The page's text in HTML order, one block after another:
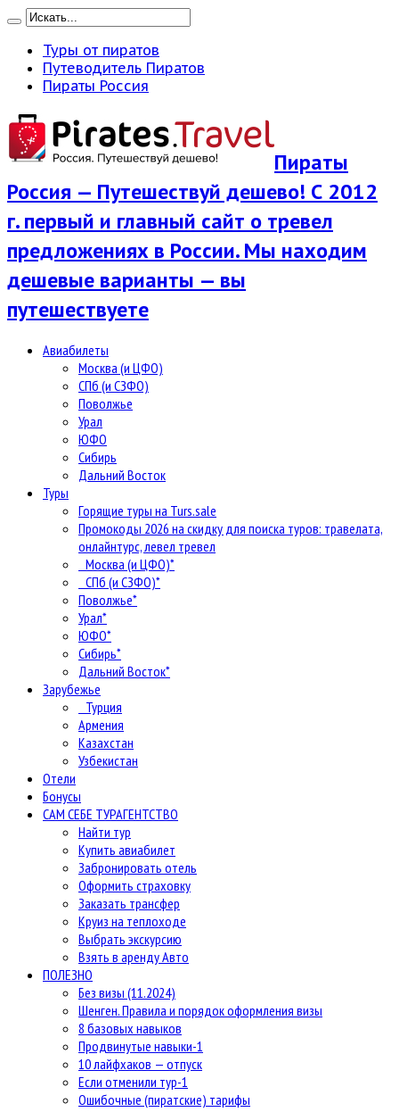
Туры от пиратов
Путеводитель Пиратов
Пираты Россия
Пираты
Россия — Путешествуй дешево! С 2012
г. первый и главный сайт о тревел
предложениях в России. Мы находим
дешевые варианты — вы
путешествуете
Авиабилеты
Москва (и ЦФО)
СПб (и СЗФО)
Поволжье
Урал
ЮФО
Сибирь
Дальний Восток
Туры
Горящие туры на Turs.sale
Промокоды 2026 на скидку для поиска туров: травелата,
онлайнтурс, левел тревел
Москва (и ЦФО)*
СПб (и СЗФО)*
Поволжье*
Урал*
ЮФО*
Сибирь*
Дальний Восток*
Зарубежье
Турция
Армения
Казахстан
Узбекистан
Отели
Бонусы
САМ СЕБЕ ТУРАГЕНТСТВО
Найти тур
Купить авиабилет
Забронировать отель
Оформить страховку
Заказать трансфер
Круиз на теплоходе
Выбрать экскурсию
Взять в аренду Авто
ПОЛЕЗНО
Без визы (11.2024)
Шенген. Правила и порядок оформления визы
8 базовых навыков
Продвинутые навыки-1
10 лайфхаков — отпуск
Если отменили тур-1
Ошибочные (пиратские) тарифы